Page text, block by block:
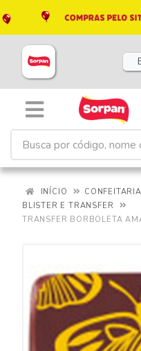
INÍCIO
CONFEITARIA
BLISTER E TRANSFER
TRANSFER BORBOLETA